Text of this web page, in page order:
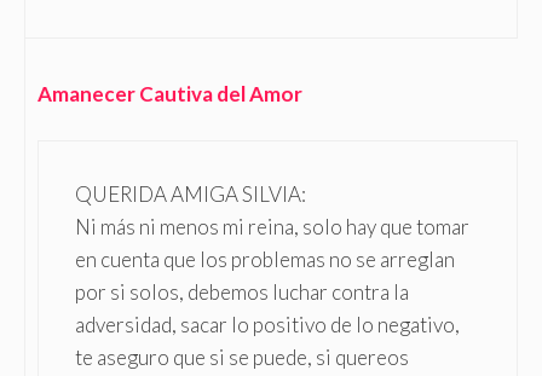
Amanecer Cautiva del Amor
QUERIDA AMIGA SILVIA:
Ni más ni menos mi reina, solo hay que tomar
en cuenta que los problemas no se arreglan
por si solos, debemos luchar contra la
adversidad, sacar lo positivo de lo negativo,
te aseguro que si se puede, si quereos